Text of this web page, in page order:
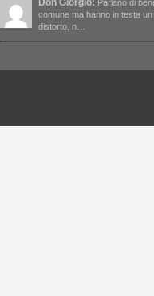
Parlano di
comune ma hanno in testa un
distorto, n…